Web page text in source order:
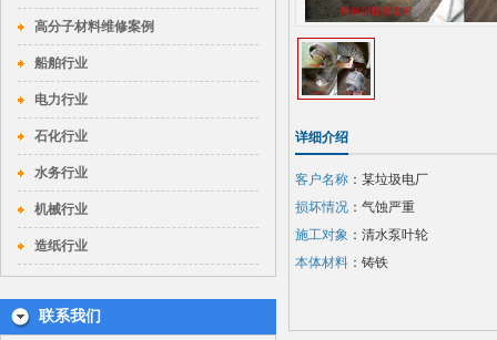
高分子材料维修案例
船舶行业
电力行业
石化行业
水务行业
机械行业
造纸行业
联系我们
详细介绍
客户名称 ：某垃圾电厂
损坏情况 ：气蚀严重
施工对象 ：清水泵叶轮
本体材料 ：铸铁